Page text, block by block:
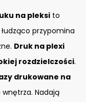
na pleksito
przypomina
Druk na plexi
rozdzielczości.
drukowane na
Nadają